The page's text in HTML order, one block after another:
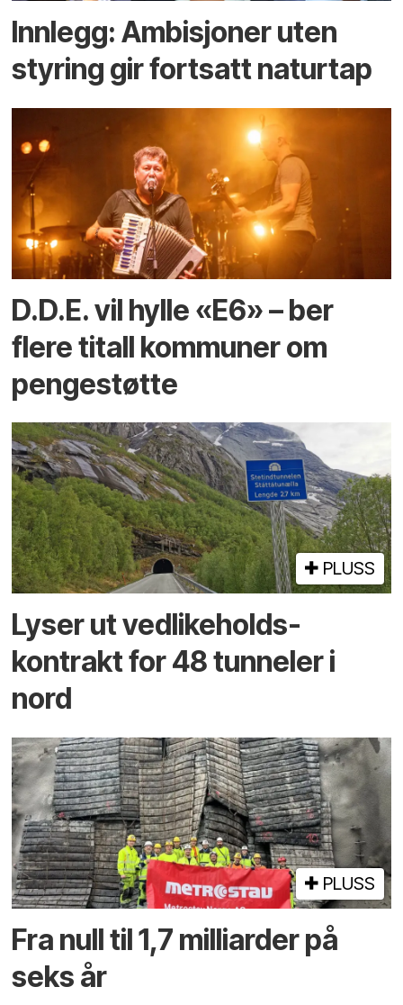
Innlegg: Ambisjoner uten
styring gir fortsatt naturtap
D.D.E. vil hylle «E6» – ber
flere titall kommuner om
pengestøtte
PLUSS
Lyser ut vedlikeholds­
kontrakt for 48 tunneler i
nord
PLUSS
Fra null til 1,7 milliarder på
seks år